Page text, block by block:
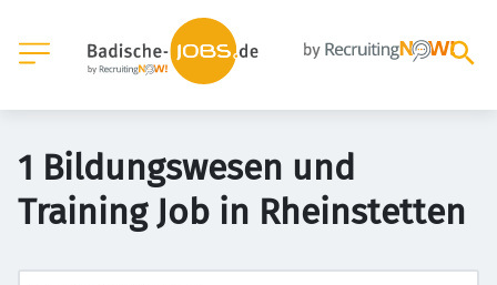
1 Bildungswesen und
Training Job in Rheinstetten